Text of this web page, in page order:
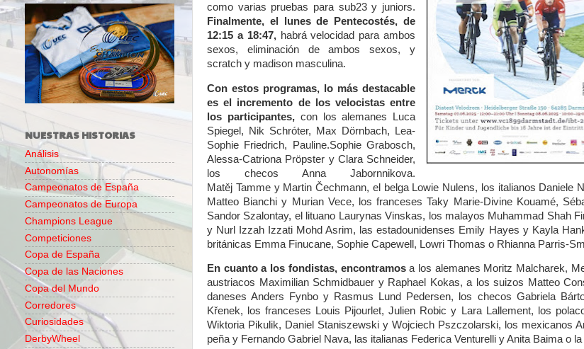
como varias pruebas para sub23 y juniors.
Finalmente, el lunes de Pentecostés, de
12:15 a 18:47, habrá velocidad para ambos
sexos, eliminación de ambos sexos, y
scratch y madison masculina.
Con estos programas, lo más destacable
es el incremento de los velocistas entre
los participantes,con los alemanes Luca
Spiegel, Nik Schróter, Max Dörnbach, Lea-
Sophie Friedrich, Pauline.Sophie Grabosch,
Alessa-Catriona Pröpster y Clara Schneider,
los checos Anna Jabornnikova.
Matěj Tamme y Martin Čechmann, el belga Lowie Nulens, los italianos Daniele
Matteo Bianchi y Murian Vece, los franceses Taky Marie-Divine Kouamé,
Sandor Szalontay, el lituano Laurynas Vinskas, los malayos Muhammad Shah
y Nurl Izzah Izzati Mohd Asrim, las estadounidenses Emily Hayes y Kayla
británicas Emma Finucane, Sophie Capewell, Lowri Thomas o Rhianna Parris-
En cuanto a los fondistas, encontramosa los alemanes Moritz Malcharek,
austriacos Maximilian Schmidbauer y Raphael Kokas, a los suizos Matteo
daneses Anders Fynbo y Rasmus Lund Pedersen, los checos Gabriela
Křenek, los franceses Louis Pijourlet, Julien Robic y Lara Lallement, los
Wiktoria Pikulik, Daniel Staniszewski y Wojciech Pszczolarski, los mexicanos
peña y Fernando Gabriel Nava, las italianas Federica Venturelli y Anita Baima o
NUESTRAS HISTORIAS
Análisis
Autonomías
Campeonatos de España
Campeonatos de Europa
Champions League
Competiciones
Copa de España
Copa de las Naciones
Copa del Mundo
Corredores
Curiosidades
DerbyWheel